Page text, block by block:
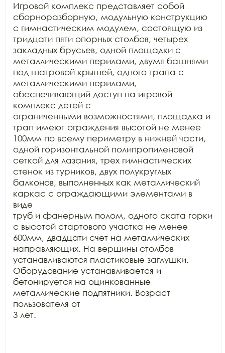
Игровой комплекс представляет собой
сборноразборную, модульную конструкцию
с гимнастическим модулем, состоящую из
тридцати пяти опорных столбов, четырех
закладных брусьев, одной площадки с
металлическими перилами, двумя башнями
под шатровой крышей, одного трапа с
металлическими перилами,
обеспечивающий доступ на игровой
комплекс детей с
ограниченными возможностями, площадка и
трап имеют ограждения высотой не менее
100мм по всему периметру в нижней части,
одной горизонтальной полипропиленовой
сеткой для лазания, трех гимнастических
стенок из турников, двух полукруглых
балконов, выполненных как металлический
каркас с ограждающими элементами в
виде
труб и фанерным полом, одного ската горки
с высотой стартового участка не менее
600мм, двадцати счет на металлических
направляющих. На вершины столбов
устанавливаются пластиковые заглушки.
Оборудование устанавливается и
бетонируется на оцинкованные
металлические подпятники. Возраст
пользователя от
3 лет.